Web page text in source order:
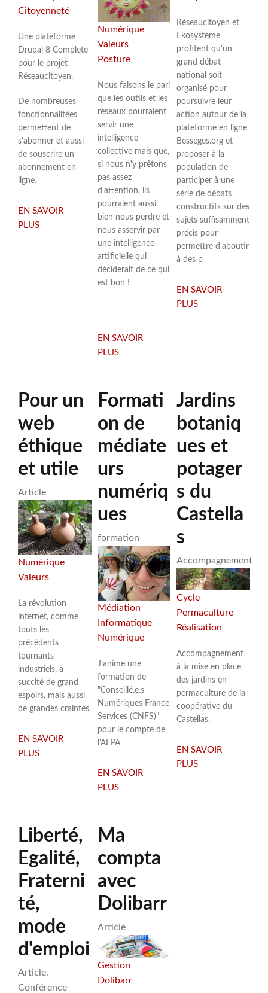
Citoyenneté
Une plateforme
Drupal 8 Complete
pour le projet
Réseaucitoyen.
De nombreuses
fonctionnalitées
permettent de
s'abonner et aussi
de souscrire un
abonnement en
ligne.
EN SAVOIR
PLUS
Numérique
Valeurs
Posture
Nous faisons le pari
que les outils et les
réseaux pourraient
servir une
intelligence
collective mais que,
si nous n'y prêtons
pas assez
d'attention, ils
pourraient aussi
bien nous perdre et
nous asservir par
une intelligence
artificielle qui
déciderait de ce qui
est bon !
EN SAVOIR
PLUSSUR
OU
INTELLIGENCE
COLLECTIVE
?
Réseaucitoyen et
Ekosysteme
profitent qu'un
grand débat
national soit
organisé pour
poursuivre leur
action autour de la
plateforme en ligne
Besseges.org et
proposer à la
population de
participer à une
série de débats
constructifs sur des
sujets suffisamment
précis pour
permettre d'aboutir
à des p
EN SAVOIR
PLUS
DÉBATS
CITOYENS
Pour un
web
éthique
et utile
Article
Numérique
Valeurs
La révolution
internet, comme
touts les
précédents
tournants
industriels, a
succité de grand
espoirs, mais aussi
de grandes craintes.
EN SAVOIR
PLUS
UTILE
Formati
on de
médiate
urs
numériq
ues
formation
Médiation
Informatique
Numérique
J'anime une
formation de
"Conseillé.e.s
Numériques France
Services (CNFS)"
pour le compte de
l'AFPA
EN SAVOIR
PLUSSUR
MÉDIATEURS
Jardins
botaniq
ues et
potager
s du
Castella
s
Accompagnement
Cycle
Permaculture
Réalisation
Accompagnement
à la mise en place
des jardins en
permaculture de la
coopérative du
Castellas.
EN SAVOIR
PLUS
Liberté,
Egalité,
Fraterni
té,
mode
d'emploi
Article
Conférence
Ma
compta
avec
Dolibarr
Article
Gestion
Dolibarr